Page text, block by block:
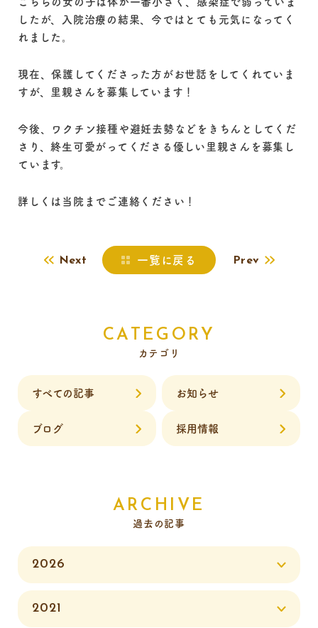
したが、入院治療の結果、今ではとても元気になってく
れました。
現在、保護してくださった方がお世話をしてくれていま
すが、里親さんを募集しています！
今後、ワクチン接種や避妊去勢などをきちんとしてくだ
さり、終生可愛がってくださる優しい里親さんを募集し
ています。
詳しくは当院までご連絡ください！
Next 一覧に戻る Prev
CATEGORY
カテゴリ
すべての記事 お知らせ
ブログ 採用情報
ARCHIVE
過去の記事
2026
2021